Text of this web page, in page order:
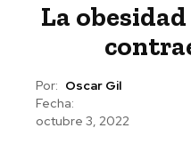
La
Por: Oscar Gil
Fecha:
octubre 3, 2022